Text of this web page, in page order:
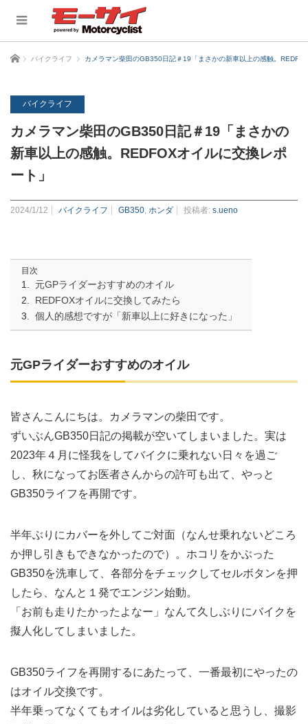
ホーム バイクライフ カメラマン柴田のGB350日記＃19「まさかの新車以上の感触。
バイクライフ
カメラマン柴田のGB350日記＃19「まさかの
新車以上の感触。REDFOXオイルに交換レポ
ート」
2024/1/12 バイクライフ GB350 ホンダ 投稿者: s.ueno
目次
元GPライダーおすすめのオイル
REDFOXオイルに交換してみたら
個人的感想ですが「新車以上に好きになった」
元GPライダーおすすめのオイル
皆さんこんにちは。カメラマンの柴田です。
ずいぶんGB350日記の掲載が空いてしまいました。実は
2023年４月に怪我をしてバイクに乗れない日々を過ご
し、秋になってお医者さんからの許可も出て、やっと
GB350ライフを再開です。
半年ぶりにカバーを外してご対面（なんせ乗れないどころ
か押し引きもできなかったので）。ホコリをかぶった
GB350を洗車して、各部分をチェックしてセルボタンを押
したら、なんと１発でエンジン始動。
「お前も走りたかったよなー」なんて久しぶりにバイクを
擬人化してしまいました。
GB350ライフを再開するにあたって、一番最初にやったの
はオイル交換です。
半年乗ってなくてもオイルは劣化していると思うし、撮影